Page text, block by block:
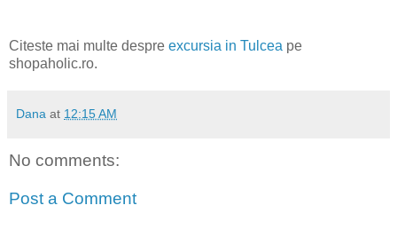
Citeste mai multe despre excursia in Tulcea pe
shopaholic.ro.
Dana at 12:15 AM
No comments:
Post a Comment